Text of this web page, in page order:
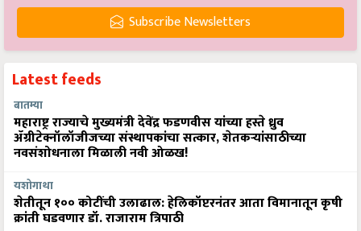
Subscribe Newsletters
Latest feeds
बातम्या
महाराष्ट्र राज्याचे मुख्यमंत्री देवेंद्र फडणवीस यांच्या हस्ते ध्रुव
ॲग्रीटेक्नॉलॉजीजच्या संस्थापकांचा सत्कार, शेतकऱ्यांसाठीच्या
नवसंशोधनाला मिळाली नवी ओळख!
यशोगाथा
शेतीतून १०० कोटींची उलाढाल: हेलिकॉप्टरनंतर आता विमानातून कृषी
क्रांती घडवणार डॉ. राजाराम त्रिपाठी